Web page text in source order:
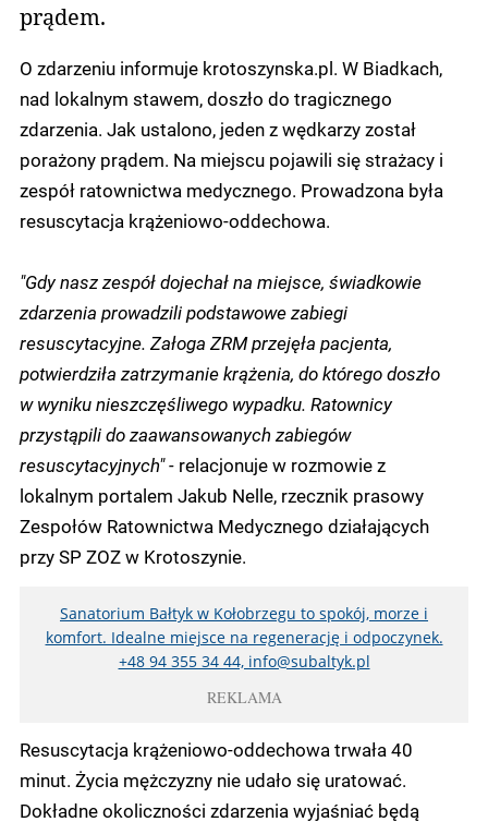
prądem.
O zdarzeniu informuje krotoszynska.pl. W Biadkach,
nad lokalnym stawem, doszło do tragicznego
zdarzenia. Jak ustalono, jeden z wędkarzy został
porażony prądem. Na miejscu pojawili się strażacy i
zespół ratownictwa medycznego. Prowadzona była
resuscytacja krążeniowo-oddechowa.
"Gdy nasz zespół dojechał na miejsce, świadkowie
zdarzenia prowadzili podstawowe zabiegi
resuscytacyjne. Załoga ZRM przejęła pacjenta,
potwierdziła zatrzymanie krążenia, do którego doszło
w wyniku nieszczęśliwego wypadku. Ratownicy
przystąpili do zaawansowanych zabiegów
resuscytacyjnych" - relacjonuje w rozmowie z
lokalnym portalem Jakub Nelle, rzecznik prasowy
Zespołów Ratownictwa Medycznego działających
przy SP ZOZ w Krotoszynie.
Sanatorium Bałtyk w Kołobrzegu to spokój, morze i
komfort. Idealne miejsce na regenerację i odpoczynek.
+48 94 355 34 44, info@subaltyk.pl
REKLAMA
Resuscytacja krążeniowo-oddechowa trwała 40
minut. Życia mężczyzny nie udało się uratować.
Dokładne okoliczności zdarzenia wyjaśniać będą